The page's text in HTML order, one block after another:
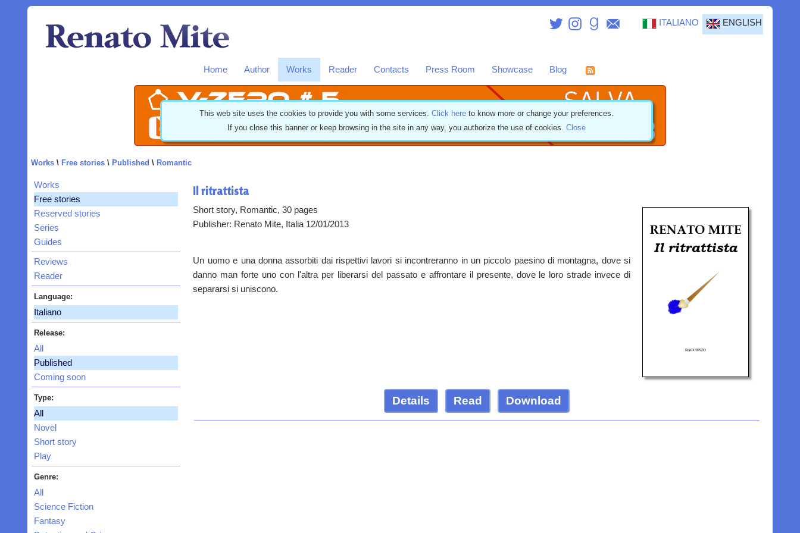
ITALIANO ENGLISH
Home Author Works Reader Contacts Press Room Showcase Blog
Works\ Free stories\ Published \ Romantic
Works
Free stories
Reserved stories
Series
Guides
Reviews
Reader
Language:
Italiano
Release:
All
Published
Coming soon
Type:
All
Novel
Short story
Play
Genre:
All
Science Fiction
Fantasy
Il ritrattista
Short story, Romantic, 30 pages
Publisher: Renato Mite, Italia 12/01/2013
Un uomo e una donna assorbiti dai rispettivi lavori si incontreranno in un piccolo paesino di montagna, dove si
danno man forte uno con l'altra per liberarsi del passato e affrontare il presente, dove le loro strade invece di
separarsi si uniscono.
Details Read Download
This web site uses the cookies to provide you with some services. Click hereto know more or change your preferences.
If you close this banner or keep browsing in the site in any way, you authorize the use of cookies. Close